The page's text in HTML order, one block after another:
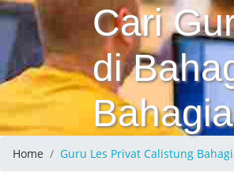
Cari
di
Home Guru Les Privat Calistung